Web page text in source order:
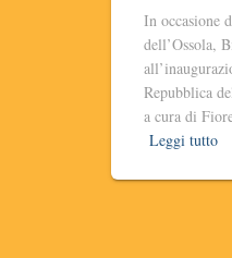
In occasione
dell’Ossola,
Repubblica
a cura di
Leggi tutto